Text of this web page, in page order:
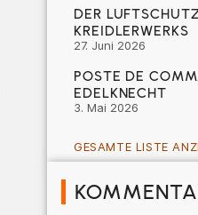
DER
KREIDLERWERKS
27. Juni 2026
POSTE DE
EDELKNECHT
3. Mai 2026
GESAMTE LISTE